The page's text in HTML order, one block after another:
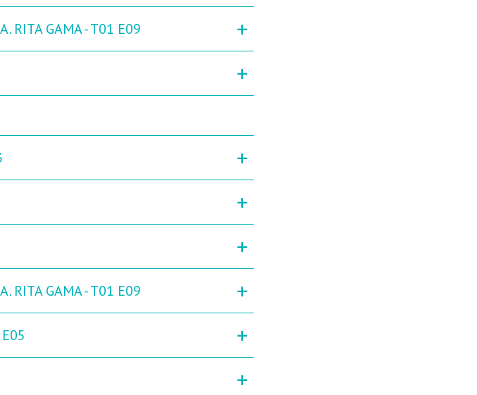
RITA GAMA - T01 E09 +
+
+
+
+
RITA GAMA - T01 E09 +
+
+